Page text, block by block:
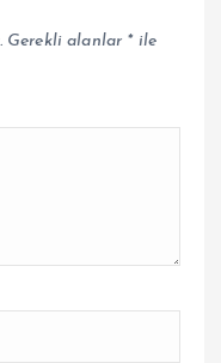
Gerekli alanlar *ile